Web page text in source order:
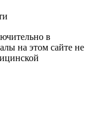
в
на этом сайте не